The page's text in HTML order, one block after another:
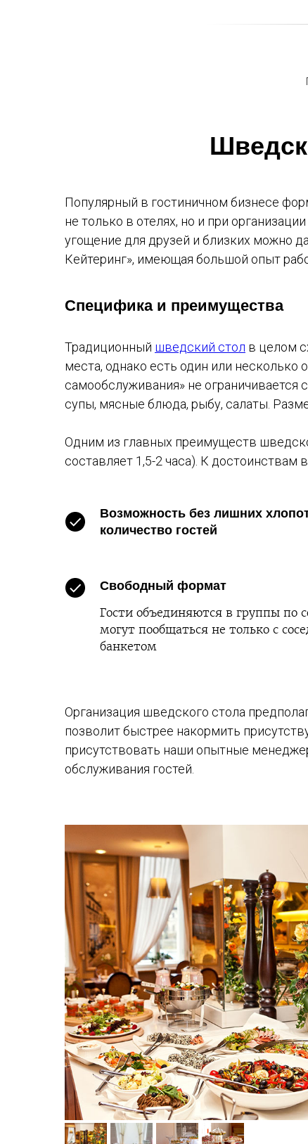
Популярный в гостиничном бизнесе
не только в отелях, но и при
угощение для друзей и близких можно
Кейтеринг», имеющая большой опыт
Специфика и преимущества
Традиционный шведский стол в целом
места, однако есть один или
самообслуживания» не
супы, мясные блюда, рыбу, салаты.
Одним из главных преимуществ
составляет 1,5-2 часа). К достоинствам
Возможность без лишних
количество гостей
Свободный формат
Гости объединяются в группы по
могут пообщаться не только с
банкетом
Организация шведского стола
позволит быстрее накормить
присутствовать наши опытные
обслуживания гостей.